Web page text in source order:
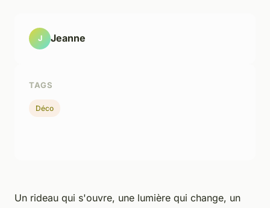
Un rideau qui s'ouvre, une lumière qui change, un
J Jeanne
TAGS
Déco